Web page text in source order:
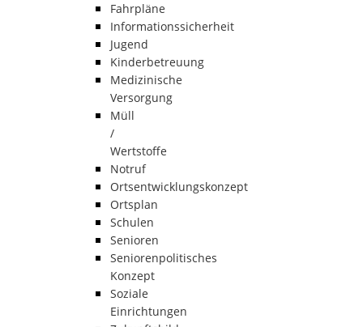
Fahrpläne
Informationssicherheit
Jugend
Kinderbetreuung
Medizinische
Versorgung
Müll
/
Wertstoffe
Notruf
Ortsentwicklungskonzept
Ortsplan
Schulen
Senioren
Seniorenpolitisches
Konzept
Soziale
Einrichtungen